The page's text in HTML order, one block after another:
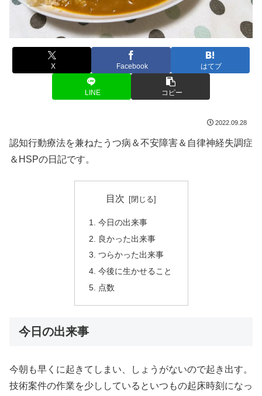
X Facebook はてブ
LINE コピー
2022.09.28
認知行動療法を兼ねたうつ病＆不安障害＆自律神経失調症
＆HSPの日記です。
目次
今日の出来事
良かった出来事
つらかった出来事
今後に生かせること
点数
今日の出来事
今朝も早くに起きてしまい、しょうがないので起き出す。
技術案件の作業を少ししているといつもの起床時刻になっ